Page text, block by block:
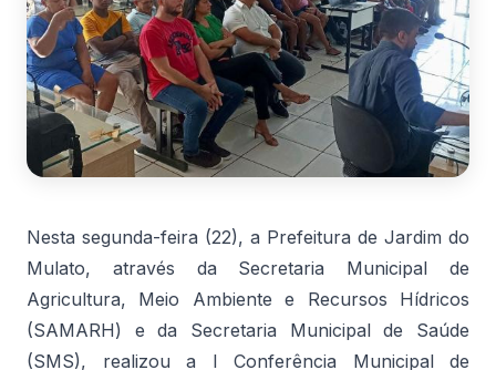
Nesta segunda-feira (22), a Prefeitura de Jardim do
Mulato, através da Secretaria Municipal de
Agricultura, Meio Ambiente e Recursos Hídricos
(SAMARH) e da Secretaria Municipal de Saúde
(SMS), realizou a I Conferência Municipal de